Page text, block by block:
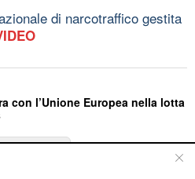
di narcotraffico gestita
con l’Unione Europea nella lotta